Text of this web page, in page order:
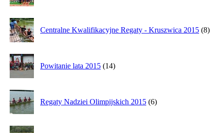
Centralne Kwalifikacyjne Regaty - Kruszwica 2015 (8)
Powitanie lata 2015 (14)
Regaty Nadziei Olimpijskich 2015 (6)